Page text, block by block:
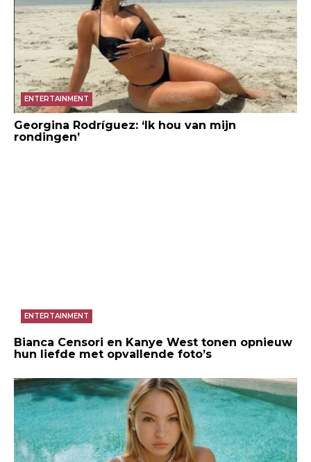
ENTERTAINMENT
Georgina Rodríguez: ‘Ik hou van mijn
rondingen’
ENTERTAINMENT
Bianca Censori en Kanye West tonen opnieuw
hun liefde met opvallende foto’s